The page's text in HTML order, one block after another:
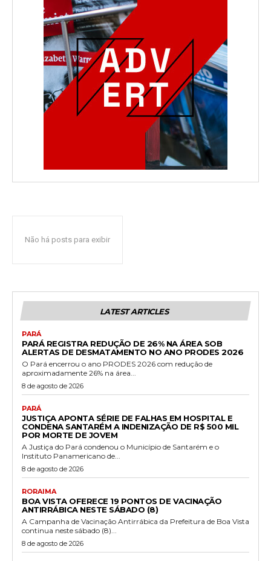
Não há posts para exibir
LATEST ARTICLES
PARÁ
PARÁ REGISTRA REDUÇÃO DE 26% NA ÁREA SOB
ALERTAS DE DESMATAMENTO NO ANO PRODES 2026
O Pará encerrou o ano PRODES 2026 com redução de
aproximadamente 26% na área...
8 de agosto de 2026
PARÁ
JUSTIÇA APONTA SÉRIE DE FALHAS EM HOSPITAL E
CONDENA SANTARÉM A INDENIZAÇÃO DE R$ 500 MIL
POR MORTE DE JOVEM
A Justiça do Pará condenou o Município de Santarém e o
Instituto Panamericano de...
8 de agosto de 2026
RORAIMA
BOA VISTA OFERECE 19 PONTOS DE VACINAÇÃO
ANTIRRÁBICA NESTE SÁBADO (8)
A Campanha de Vacinação Antirrábica da Prefeitura de Boa Vista
continua neste sábado (8)...
8 de agosto de 2026